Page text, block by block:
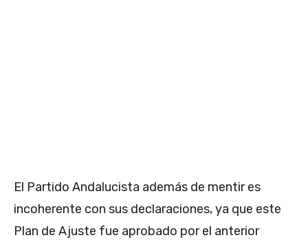
El Partido Andalucista además de mentir es
incoherente con sus declaraciones, ya que este
Plan de Ajuste fue aprobado por el anterior